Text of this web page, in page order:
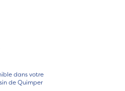
dans votre
de Quimper